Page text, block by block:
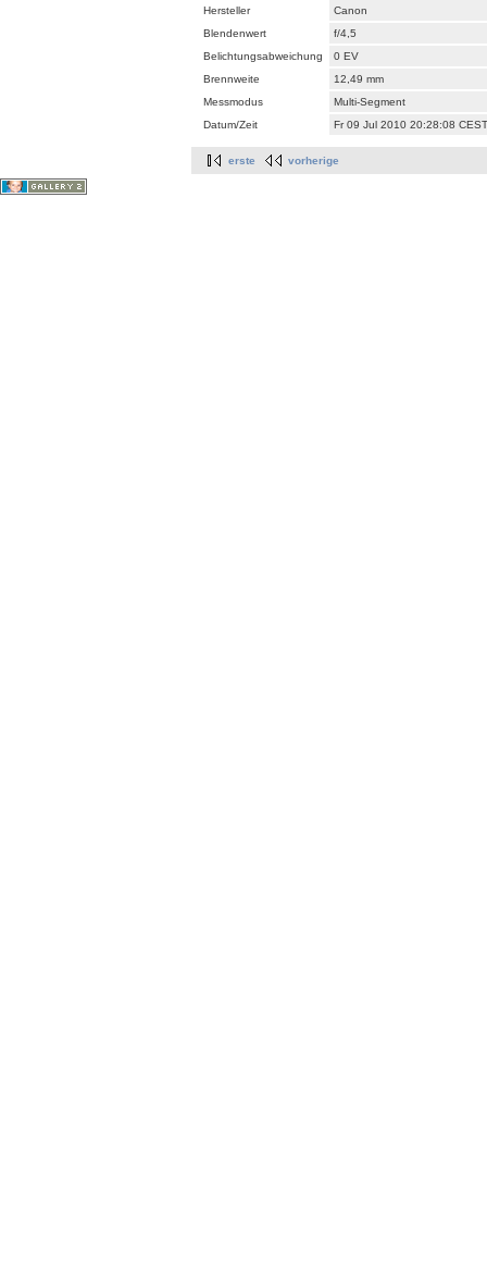
Hersteller
Canon
Blendenwert
f/4,5
Belichtungsabweichung
0 EV
Brennweite
12,49 mm
Messmodus
Multi-Segment
Datum/Zeit
Fr 09 Jul 2010 20:28:08 CEST
erste vorherige